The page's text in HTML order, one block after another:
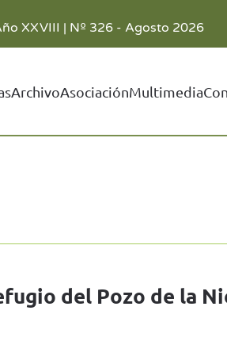
XXVIII | Nº 326 - Agosto 2026
ArchivoAsociaciónMultimedia
del Pozo de la